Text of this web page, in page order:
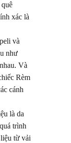
xác là
và
như
Và
Rèm
cánh
là da
trình
từ vải